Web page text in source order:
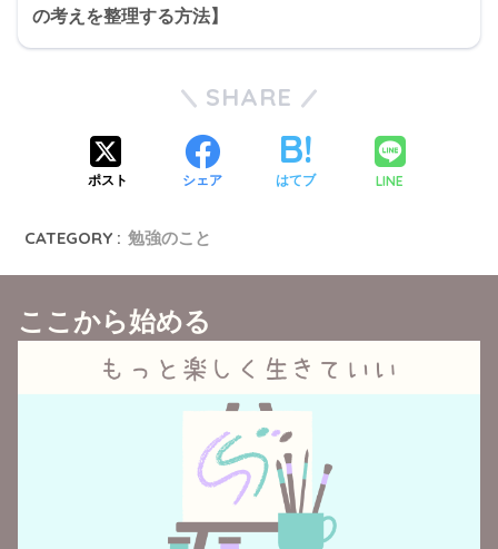
の考えを整理する方法】
SHARE
ポスト シェア はてブ LINE
CATEGORY : 勉強のこと
ここから始める